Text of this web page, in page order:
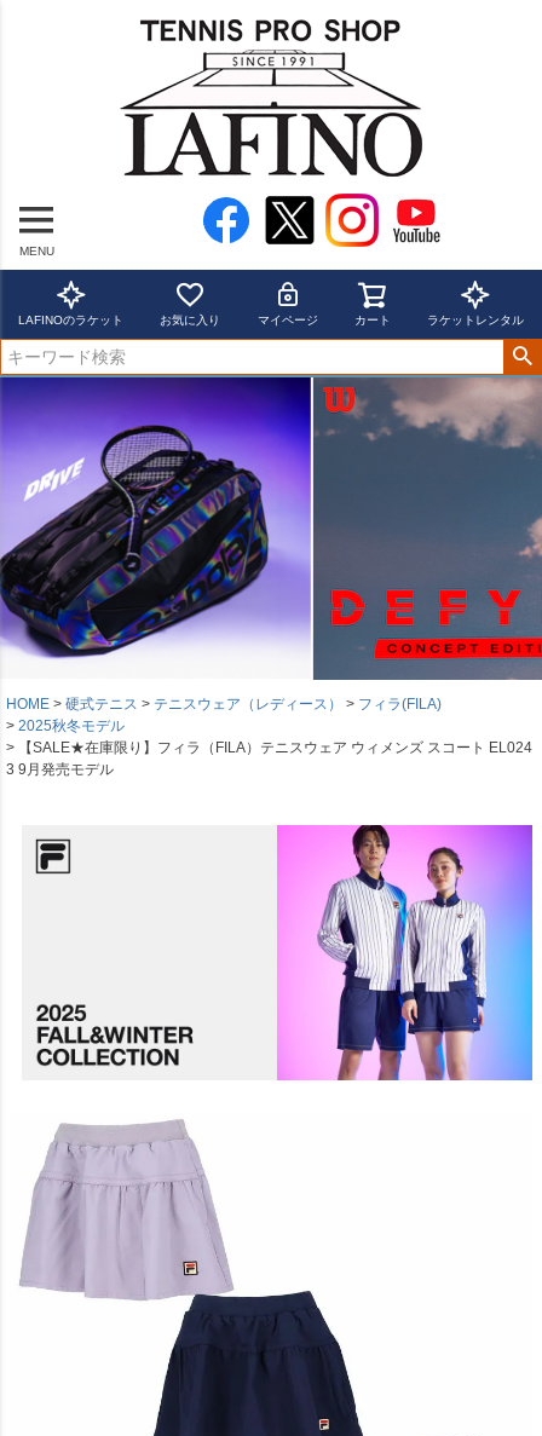
MENU
LAFINOのラケット お気に入り マイページ カート ラケットレンタル
HOME 硬式テニス テニスウェア（レディース）
フィラ(FILA)
2025秋冬モデル
【SALE★在庫限り】フィラ（FILA）テニスウェア ウィメンズ スコート EL024
3 9月発売モデル